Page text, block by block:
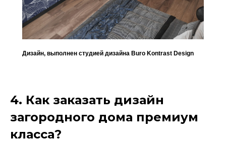
Дизайн, выполнен студией дизайна Buro Kontrast Design
4. Как заказать дизайн
загородного дома премиум
класса?